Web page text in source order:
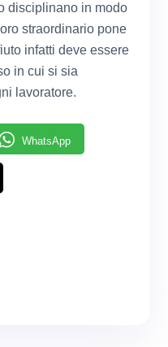
disciplinano in modo
straordinario pone
infatti deve essere
in cui si sia
lavoratore.
WhatsApp